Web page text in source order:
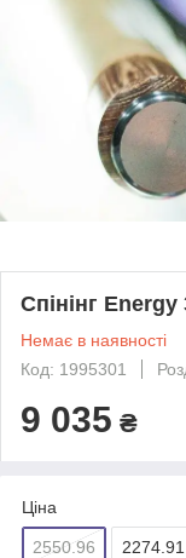
Спінінг
Немає в наявності
Код: 1995301
9 035 ₴
Ціна
2550.96 2274.91